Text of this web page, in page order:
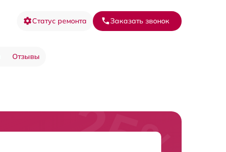
Статус ремонта Заказать звонок
Отзывы